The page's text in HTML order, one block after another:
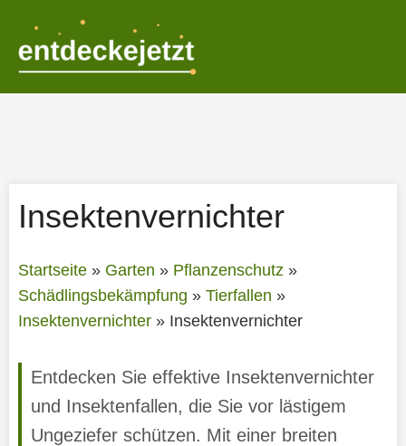
springen
Insektenvernichter
Startseite» Garten » Pflanzenschutz»
Schädlingsbekämpfung » Tierfallen »
Insektenvernichter» Insektenvernichter
Entdecken Sie effektive Insektenvernichter
und Insektenfallen, die Sie vor lästigem
Ungeziefer schützen. Mit einer breiten